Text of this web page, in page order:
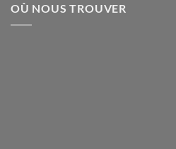
OÙ NOUS TROUVER